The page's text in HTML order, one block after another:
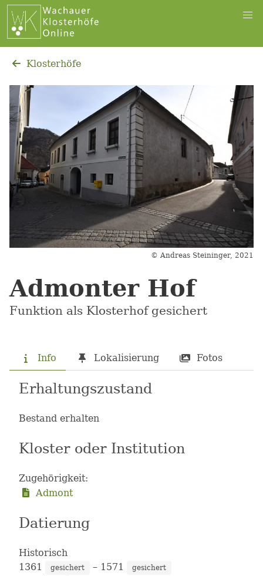
Klosterhöfe
© Andreas Steininger, 2021
Admonter Hof
Funktion als Klosterhof gesichert
Info Lokalisierung Fotos
Erhaltungszustand
Bestand erhalten
Kloster oder Institution
Zugehörigkeit:
Admont
Datierung
Historisch
1361
gesichert – 1571 gesichert